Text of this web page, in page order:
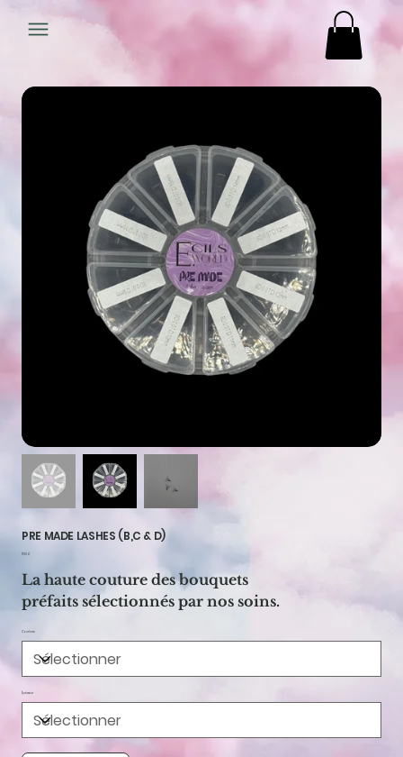
PRE MADE LASHES (B,C & D)
Prix
17,00 €
La haute couture des bouquets
préfaits sélectionnés par nos soins.
Courbure
Épaisseur